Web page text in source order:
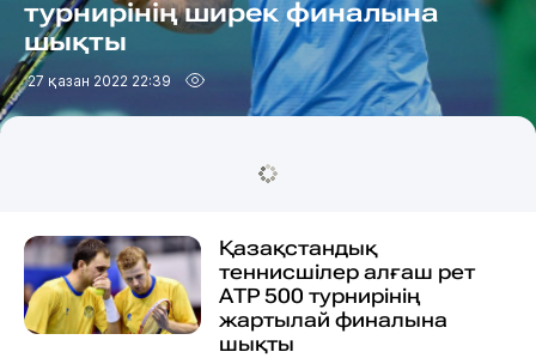
турнирінің ширек финалына
шықты
27 қазан 2022 22:39
Қазақстандық
теннисшілер алғаш рет
АТР 500 турнирінің
жартылай финалына
шықты